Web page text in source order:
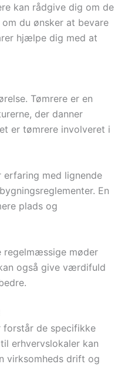
kan rådgive dig om de
du ønsker at bevare
hjælpe dig med at
Tømrere er en
der danner
er tømrere involveret i
med lignende
En
plads og
regelmæssige møder
også give værdifuld
forstår de specifikke
erhvervslokaler kan
virksomheds drift og